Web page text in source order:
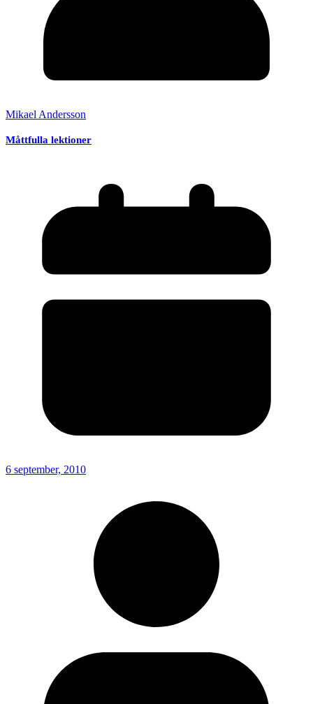
Mikael Andersson
Måttfulla lektioner
6 september, 2010